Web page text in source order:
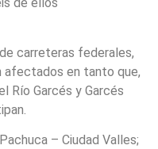
carreteras federales,
afectados en tanto que,
Río Garcés y Garcés
– Ciudad Valles;